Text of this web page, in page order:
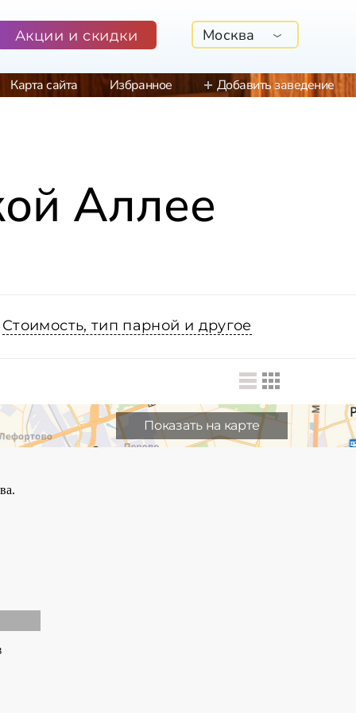
Акции и скидки Москва
Карта сайта Избранное Добавить заведение
Аллее
Стоимость, тип парной и другое
Показать на карте